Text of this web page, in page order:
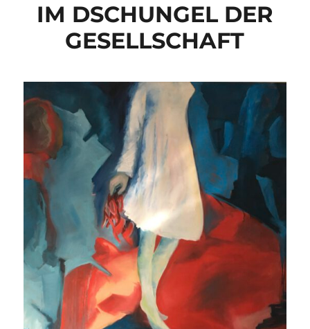
IM DSCHUNGEL DER
GESELLSCHAFT